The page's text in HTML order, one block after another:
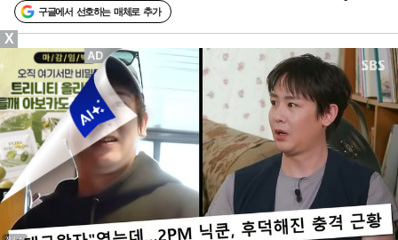
구글에서 선호하는 매체로 추가
X